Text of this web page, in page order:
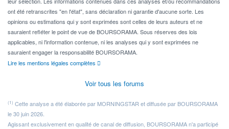
ont été retranscrites "en l'état", sans déclaration ni garantie d'aucune sorte. Les
opinions ou estimations qui y sont exprimées sont celles de leurs auteurs et ne
sauraient refléter le point de vue de BOURSORAMA. Sous réserves des lois
applicables, ni l'information contenue, ni les analyses qui y sont exprimées ne
sauraient engager la responsabilité BOURSORAMA.
Lire les mentions légales complètes
Voir tous les forums
(1) Cette analyse a été élaborée par MORNINGSTAR et diffusée par BOURSORAMA
le 30 juin 2026.
Agissant exclusivement en qualité de canal de diffusion, BOURSORAMA n'a participé